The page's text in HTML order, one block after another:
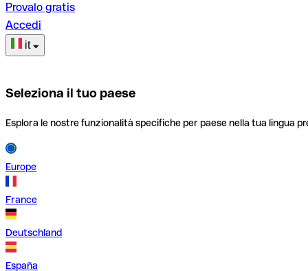
Provalo gratis
Accedi
it
Seleziona il tuo paese
Esplora le nostre funzionalità specifiche per paese nella tua lingua
Europe
France
Deutschland
España